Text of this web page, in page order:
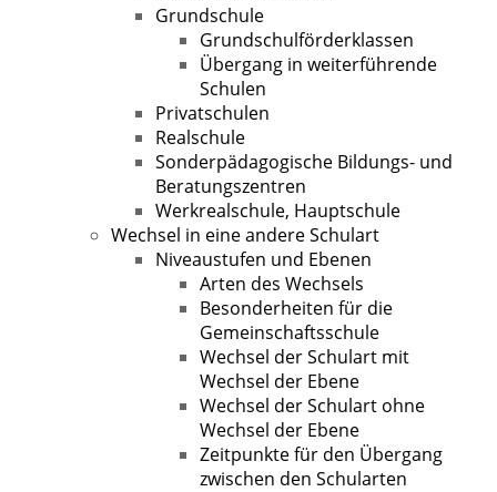
Grundschule
Grundschulförderklassen
Übergang in weiterführende
Schulen
Privatschulen
Realschule
Sonderpädagogische Bildungs- und
Beratungszentren
Werkrealschule, Hauptschule
Wechsel in eine andere Schulart
Niveaustufen und Ebenen
Arten des Wechsels
Besonderheiten für die
Gemeinschaftsschule
Wechsel der Schulart mit
Wechsel der Ebene
Wechsel der Schulart ohne
Wechsel der Ebene
Zeitpunkte für den Übergang
zwischen den Schularten